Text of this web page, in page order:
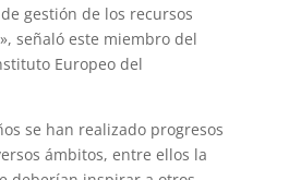
gestión de los recursos
señaló este miembro del
Europeo del
se han realizado progresos
ámbitos, entre ellos la